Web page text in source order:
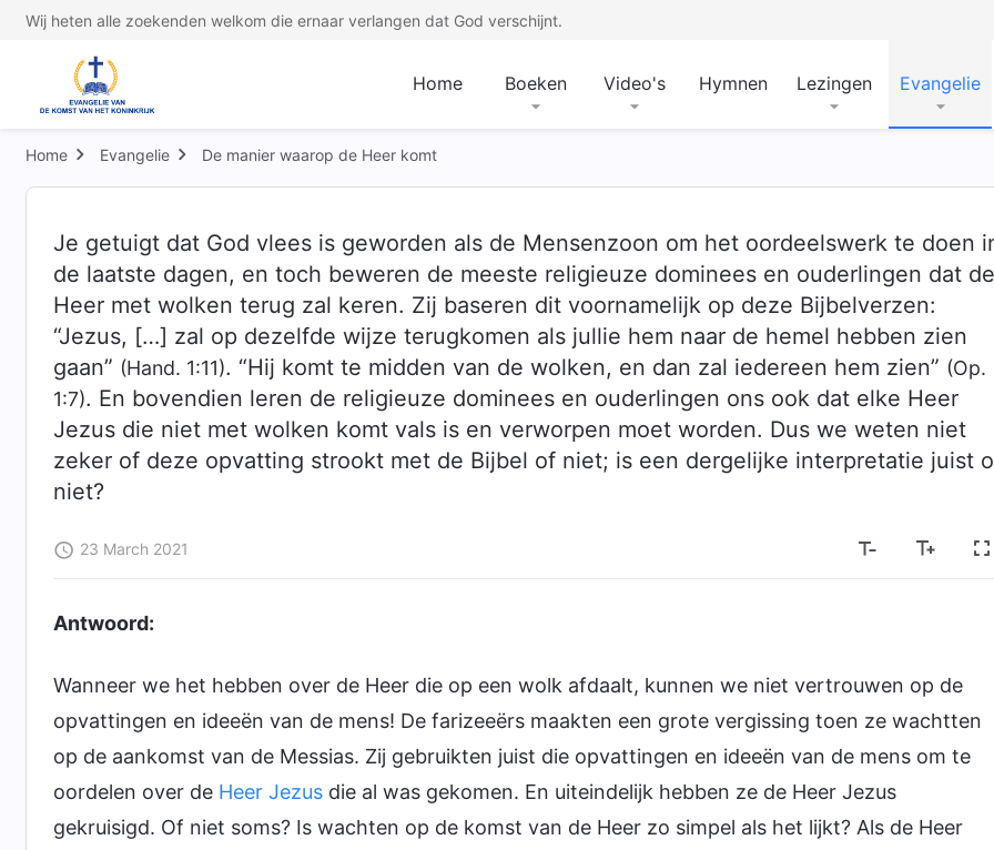
Wij heten alle zoekenden welkom die ernaar verlangen dat God verschijnt.
Home Boeken Video's Hymnen Lezingen Evangelie
Home Evangelie De manier waarop de Heer komt
Je getuigt dat God vlees is geworden als de Mensenzoon om het oordeelswerk te doen
de laatste dagen, en toch beweren de meeste religieuze dominees en ouderlingen dat de
Heer met wolken terug zal keren. Zij baseren dit voornamelijk op deze Bijbelverzen:
“Jezus, […] zal op dezelfde wijze terugkomen als jullie hem naar de hemel hebben zien
gaan” (Hand. 1:11). “Hij komt te midden van de wolken, en dan zal iedereen hem zien” (Op.
1:7). En bovendien leren de religieuze dominees en ouderlingen ons ook dat elke Heer
Jezus die niet met wolken komt vals is en verworpen moet worden. Dus we weten niet
zeker of deze opvatting strookt met de Bijbel of niet; is een dergelijke interpretatie juist
niet?
23 March 2021
Antwoord:
Wanneer we het hebben over de Heer die op een wolk afdaalt, kunnen we niet vertrouwen op de
opvattingen en ideeën van de mens! De farizeeërs maakten een grote vergissing toen ze wachtten
op de aankomst van de Messias. Zij gebruikten juist die opvattingen en ideeën van de mens om te
oordelen over de Heer Jezus die al was gekomen. En uiteindelijk hebben ze de Heer Jezus
gekruisigd. Of niet soms? Is wachten op de komst van de Heer zo simpel als het lijkt? Als de Heer